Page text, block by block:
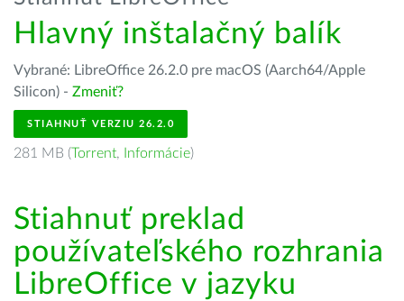
Hlavný inštalačný balík
Vybrané: LibreOffice 26.2.0 pre macOS (Aarch64/Apple
Silicon) - Zmeniť?
STIAHNUŤ VERZIU 26.2.0
281 MB (Torrent, Informácie)
Stiahnuť preklad
používateľského rozhrania
LibreOffice v jazyku